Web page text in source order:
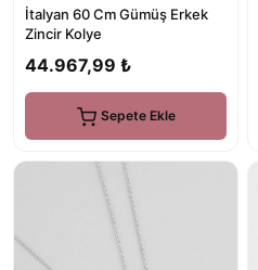
İtalyan 60 Cm Gümüş Erkek
Zincir Kolye
44.967,99 ₺
Sepete Ekle